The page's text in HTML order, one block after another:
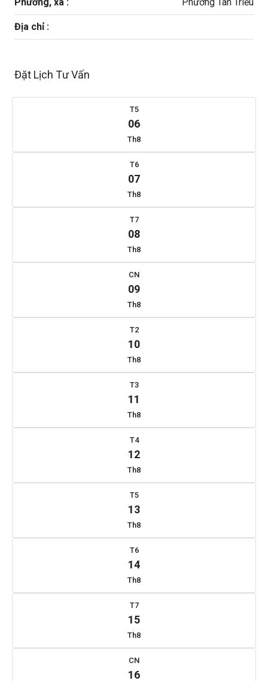
Địa chỉ :
Đặt Lịch Tư Vấn
T5
06
Th8
T6
07
Th8
T7
08
Th8
CN
09
Th8
T2
10
Th8
T3
11
Th8
T4
12
Th8
T5
13
Th8
T6
14
Th8
T7
15
Th8
CN
16